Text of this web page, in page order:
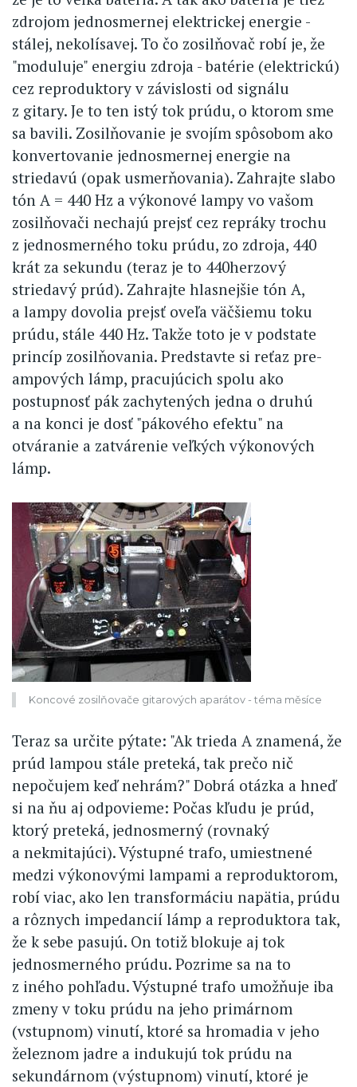
zdrojom jednosmernej elektrickej energie -
stálej, nekolísavej. To čo zosilňovač robí je, že
"moduluje" energiu zdroja - batérie (elektrickú)
cez reproduktory v závislosti od signálu
z gitary. Je to ten istý tok prúdu, o ktorom sme
sa bavili. Zosilňovanie je svojím spôsobom ako
konvertovanie jednosmernej energie na
striedavú (opak usmerňovania). Zahrajte slabo
tón A = 440 Hz a výkonové lampy vo vašom
zosilňovači nechajú prejsť cez repráky trochu
z jednosmerného toku prúdu, zo zdroja, 440
krát za sekundu (teraz je to 440herzový
striedavý prúd). Zahrajte hlasnejšie tón A,
a lampy dovolia prejsť oveľa väčšiemu toku
prúdu, stále 440 Hz. Takže toto je v podstate
princíp zosilňovania. Predstavte si reťaz pre-
ampových lámp, pracujúcich spolu ako
postupnosť pák zachytených jedna o druhú
a na konci je dosť "pákového efektu" na
otváranie a zatvárenie veľkých výkonových
lámp.
Koncové zosilňovače gitarových aparátov - téma měsíce
Teraz sa určite pýtate: "Ak trieda A znamená, že
prúd lampou stále preteká, tak prečo nič
nepočujem keď nehrám?" Dobrá otázka a hneď
si na ňu aj odpovieme: Počas kľudu je prúd,
ktorý preteká, jednosmerný (rovnaký
a nekmitajúci). Výstupné trafo, umiestnené
medzi výkonovými lampami a reproduktorom,
robí viac, ako len transformáciu napätia, prúdu
a rôznych impedancií lámp a reproduktora tak,
že k sebe pasujú. On totiž blokuje aj tok
jednosmerného prúdu. Pozrime sa na to
z iného pohľadu. Výstupné trafo umožňuje iba
zmeny v toku prúdu na jeho primárnom
(vstupnom) vinutí, ktoré sa hromadia v jeho
železnom jadre a indukujú tok prúdu na
sekundárnom (výstupnom) vinutí, ktoré je